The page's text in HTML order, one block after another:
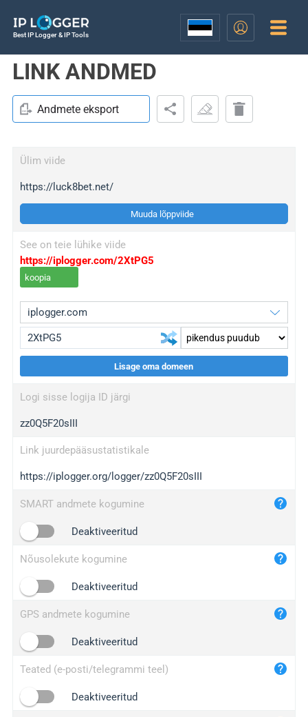
Best IP Logger & IP Tools
LINK ANDMED
Andmete eksport
Ülim viide
https://luck8bet.net/
Muuda lõppviide
See on teie lühike viide
https://iplogger.com/2XtPG5
koopia
wl.gl
ed.tc
bc.ax
iplogger.com
maper.info
2no.co
yip.su
iplogger.info
Lisage oma domeen
Logi sisse logija ID järgi
zz0Q5F20sIII
Link juurdepääsustatistikale
https://iplogger.org/logger/zz0Q5F20sIII
SMART andmete kogumine
Deaktiveeritud
Nõusolekute kogumine
Deaktiveeritud
GPS andmete kogumine
Deaktiveeritud
Teated (e-posti/telegrammi teel)
Deaktiveeritud